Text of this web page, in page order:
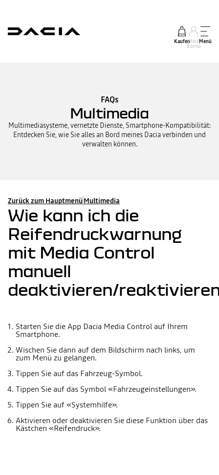
KaufenMein
Konto
Menü
FAQs
Multimedia
Multimediasysteme, vernetzte Dienste, Smartphone-Kompatibilität:
Entdecken Sie, wie Sie alles an Bord meines Dacia verbinden und
verwalten können.
Zurück zum Hauptmenü Multimedia
Wie kann ich die
Reifendruckwarnung
mit Media Control
manuell
deaktivieren/
Starten Sie die App Dacia Media Control auf Ihrem
Smartphone.
Wischen Sie dann auf dem Bildschirm nach links, um
zum Menü zu gelangen.
Tippen Sie auf das Fahrzeug-Symbol.
Tippen Sie auf das Symbol «Fahrzeugeinstellungen».
Tippen Sie auf «Systemhilfe».
Aktivieren oder deaktivieren Sie diese Funktion über das
Kästchen «Reifendruck».